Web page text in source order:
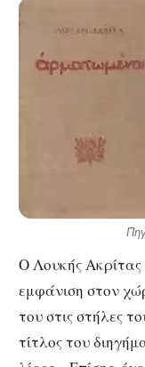
Ο Λουκής
εμφάνιση στον
του στις στήλες
τίτλος του